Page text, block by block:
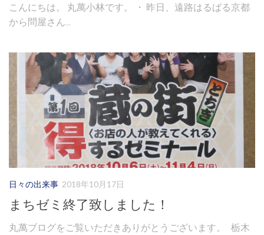
こんにちは。 丸萬小林です。 ・ 昨日、遠路はるばる京都
から問屋さん...
日々の出来事 2018年10月17日
まちゼミ終了致しました！
丸萬ブログをご覧いただきありがとうございます。 栃木